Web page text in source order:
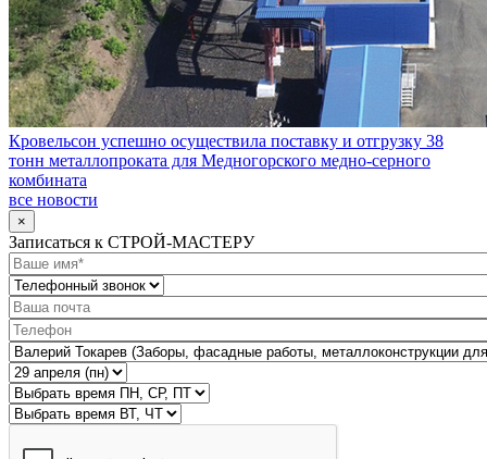
Кровельсон успешно осуществила поставку и отгрузку 38
тонн металлопроката для Медногорского медно-серного
комбината
все новости
×
Записаться к СТРОЙ-МАСТЕРУ